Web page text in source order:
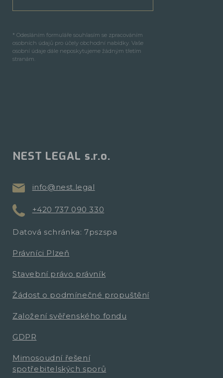
* Odesláním formuláře souhlasím se zpracováním
osobních údajů pro účely obchodní nabídky. Vaše
osobní údaje dále neposkytujeme žádným třetím
stranám.
NEST LEGAL s.r.o.
info@nest.legal
+420 737 090 330
Datová schránka: 7pszspa
Právníci Plzeň
Stavební právo právník
Žádost o podmínečné propuštění
Založení svěřenského fondu
GDPR
Mimosoudní řešení
spotřebitelských sporů